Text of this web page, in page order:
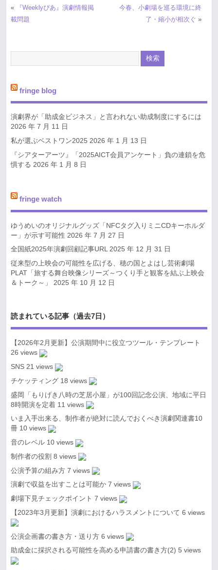
«
『Weeklyぴあ』演劇情報掲
載問題
今春、小劇場を巡る環境に終
了・縮小が相次ぐ »
fringe blog
演劇界が「助成金ビジネス」と言われない助成制度にするには
2026 年 7 月 11 日
私が選ぶベストワン2025 2026 年 1 月 13 日
『シアターアーツ』「2025AICT会員アンケート」負の連鎖を危
惧する 2026 年 1 月 8 日
fringe watch
ゆうめいのオリジナルグッズ「NFCタグ入りミニCDキーホルダ
ー」が示す可能性 2026 年 7 月 27 日
全国紙2025年演劇回顧記事URL 2025 年 12 月 31 日
従来型の上映会の可能性を広げる、穂の国とよはし芸術劇場
PLAT「旅する舞台映像シリーズ～つくり手と観客を結ぶ上映会
＆トーク～」
2025 年 10 月 12 日
読まれている記事（過去7日）
【2026年2月更新】公演期間中に役立つツール・テンプレート
26 views
SNS 21 views
チケッティング 18 views
盛岡「もりげき八時の芝居小屋」が100回記念公演、地域に平日
8時開演を定着 11 views
いま入手出来る、制作者が絶対に読んでおくべき演劇関連書10
冊 10 views
音のレベル 10 views
制作者の役割 8 views
公演予算の組み方 7 views
演劇で収益を出すことは可能か 7 views
劇場下見チェックポイント 7 views
【2023年3月更新】演劇におけるハラスメントについて 6 views
公演企画書の書き方・送り方 6 views
助成金に採択される可能性を高める申請書の書き方(2) 5 views